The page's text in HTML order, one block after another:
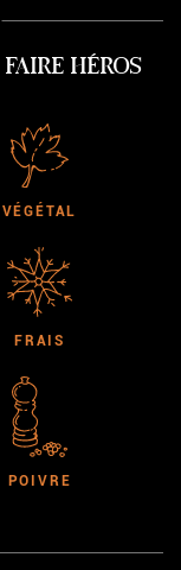
faire héros
VÉGÉTAL
FRAIS
POIVRE